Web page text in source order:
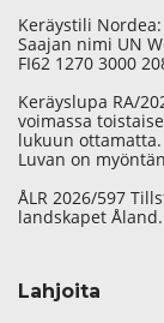
Keräystili Nordea:
Saajan nimi UN
FI62 1270 3000
Keräyslupa RA/
voimassa
lukuun ottamatta.
Luvan on
ÅLR 2026/597
landskapet Åland.
Lahjoita